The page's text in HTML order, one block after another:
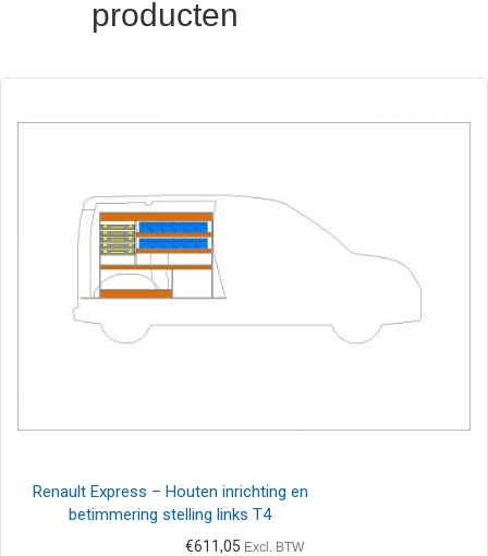
producten
Renault Express – Houten inrichting en
betimmering stelling links T4
€611,05 Excl. BTW